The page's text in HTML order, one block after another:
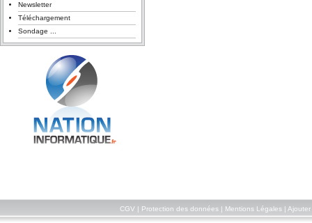
Newsletter
Téléchargement
Sondage ...
CGV Protection des données| Mentions Légales| Ajouter